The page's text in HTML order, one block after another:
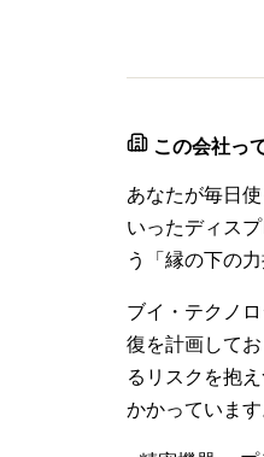
この会社っ
あなたが毎日
いったディス
う「縁の下の
ブイ・テクノ
復を計画して
るリスクを抱
かかっています